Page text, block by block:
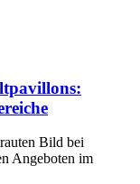
Bild bei
Angeboten im